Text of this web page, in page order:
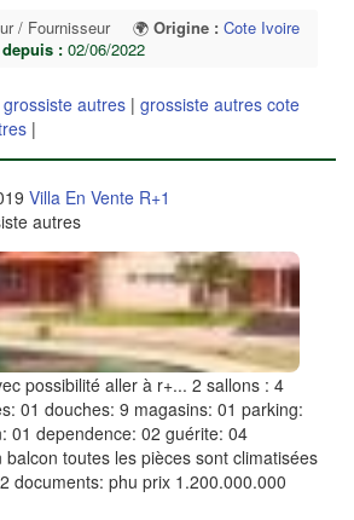
/ Fournisseur 🌍 Origine : Cote Ivoire
: 02/06/2022
grossiste autres | grossiste autres cote
|
Villa En Vente R+1
autres
possibilité aller à r+... 2 sallons : 4
01 douches: 9 magasins: 01 parking:
01 dependence: 02 guérite: 04
toutes les pièces sont climatisées
documents: phu prix 1.200.000.000